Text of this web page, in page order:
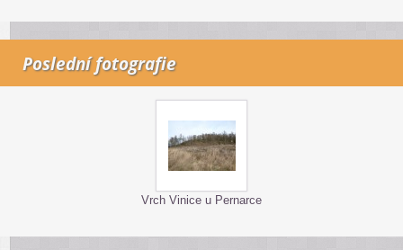
Poslední fotografie
Vrch Vinice u Pernarce